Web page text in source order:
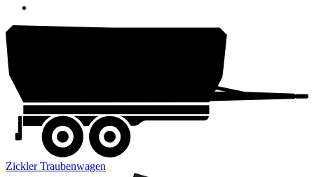
Zickler Traubenwagen